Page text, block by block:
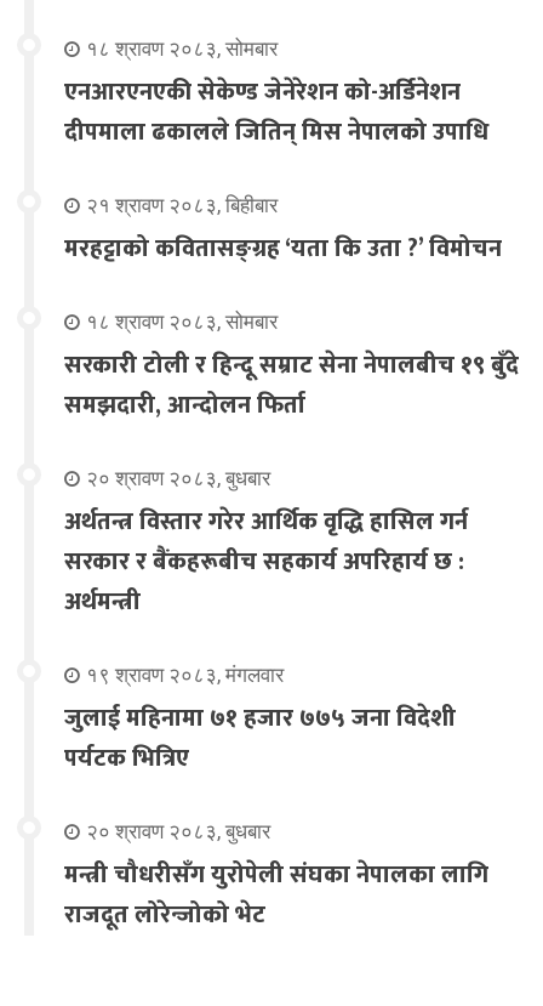
१८ श्रावण २०८३, सोमबार
एनआरएनएकी सेकेण्ड जेनेरेशन को-अर्डिनेशन
दीपमाला ढकालले जितिन् मिस नेपालको उपाधि
२१ श्रावण २०८३, बिहीबार
मरहट्टाको कवितासङ्ग्रह ‘यता कि उता ?’ विमोचन
१८ श्रावण २०८३, सोमबार
सरकारी टोली र हिन्दू सम्राट सेना नेपालबीच १९ बुँदे
समझदारी, आन्दोलन फिर्ता
२० श्रावण २०८३, बुधबार
अर्थतन्त्र विस्तार गरेर आर्थिक वृद्धि हासिल गर्न
सरकार र बैंकहरूबीच सहकार्य अपरिहार्य छ :
अर्थमन्त्री
१९ श्रावण २०८३, मंगलवार
जुलाई महिनामा ७१ हजार ७७५ जना विदेशी
पर्यटक भित्रिए
२० श्रावण २०८३, बुधबार
मन्त्री चौधरीसँग युरोपेली संघका नेपालका लागि
राजदूत लोरेन्जोको भेट